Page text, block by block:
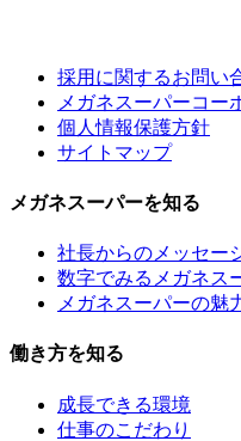
採用に関するお問い
メガネスーパーコー
個人情報保護方針
サイトマップ
メガネスーパーを知る
社長からのメッセー
数字でみるメガネス
メガネスーパーの魅
働き方を知る
成長できる環境
仕事のこだわり